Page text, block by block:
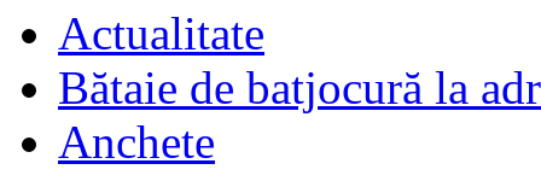
Actualitate
Bătaie de batjocură la
Anchete